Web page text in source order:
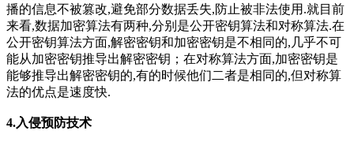
播的信息不被篡改,避免部分数据丢失,防止被非法使用.就目前
来看,数据加密算法有两种,分别是公开密钥算法和对称算法.在
公开密钥算法方面,解密密钥和加密密钥是不相同的,几乎不可
能从加密密钥推导出解密密钥；在对称算法方面,加密密钥是
能够推导出解密密钥的,有的时候他们二者是相同的,但对称算
法的优点是速度快.
4.入侵预防技术